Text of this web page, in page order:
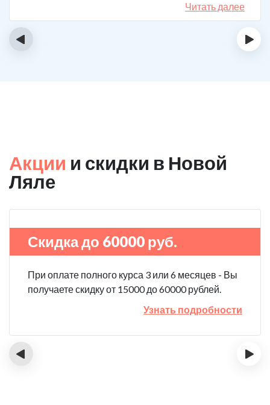
Читать далее
‹ ›
Акции и скидки в Новой
Ляле
Скидка до 60000 руб.
При оплате полного курса 3 или 6 месяцев - Вы
получаете скидку от 15000 до 60000 рублей.
Узнать подробности
‹ ›